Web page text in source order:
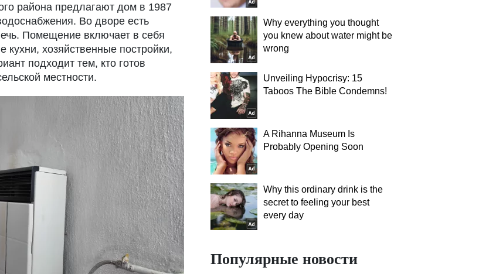
района предлагают дом в 1987
Во дворе есть
Помещение включает в себя
кухни, хозяйственные постройки,
подходит тем, кто готов
местности.
Why everything you thought
you knew about water might be
wrong
Unveiling Hypocrisy: 15
Taboos The Bible Condemns!
A Rihanna Museum Is
Probably Opening Soon
Why this ordinary drink is the
secret to feeling your best
every day
Популярные новости